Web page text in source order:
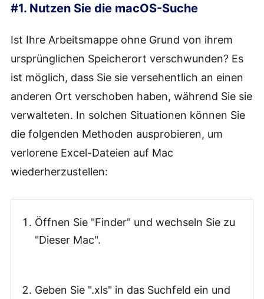
#1. Nutzen Sie die macOS-Suche
Ist Ihre Arbeitsmappe ohne Grund von ihrem
ursprünglichen Speicherort verschwunden? Es
ist möglich, dass Sie sie versehentlich an einen
anderen Ort verschoben haben, während Sie sie
verwalteten. In solchen Situationen können Sie
die folgenden Methoden ausprobieren, um
verlorene Excel-Dateien auf Mac
wiederherzustellen:
Öffnen Sie "Finder" und wechseln Sie zu
"Dieser Mac".
Geben Sie ".xls" in das Suchfeld ein und